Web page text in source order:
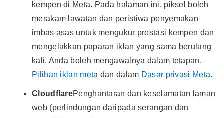
kempen di Meta. Pada halaman ini, piksel boleh
merakam lawatan dan peristiwa penyemakan
imbas asas untuk mengukur prestasi kempen dan
mengelakkan paparan iklan yang sama berulang
kali. Anda boleh mengawalnya dalam tetapan.
Pilihan iklan meta dan dalam Dasar privasi Meta.
CloudflarePenghantaran dan keselamatan laman
web (perlindungan daripada serangan dan